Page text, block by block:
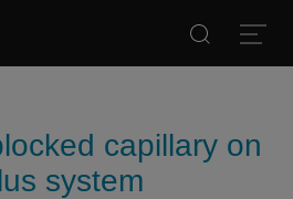
capillary on
system